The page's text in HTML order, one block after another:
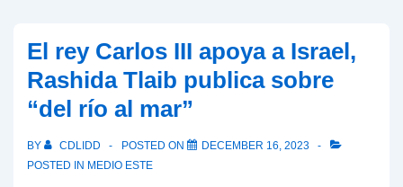
El rey Carlos III apoya a Israel,
Rashida Tlaib publica sobre
“del río al mar”
BY CDLIDD POSTED ON
DECEMBER 16, 2023
POSTED IN MEDIO ESTE